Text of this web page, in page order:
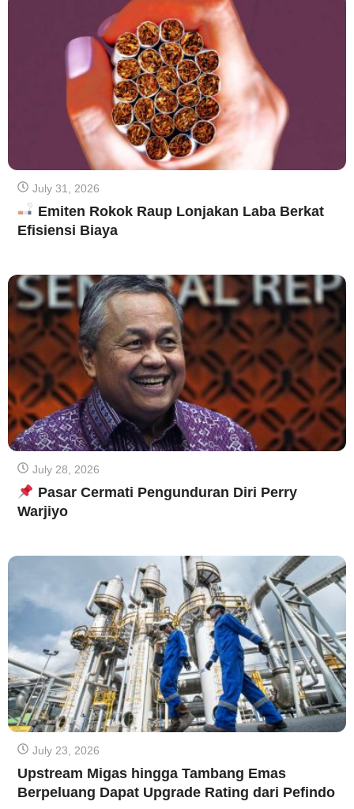
July 31, 2026
Emiten Rokok Raup Lonjakan Laba Berkat
Efisiensi Biaya
July 28, 2026
Pasar Cermati Pengunduran Diri Perry
Warjiyo
July 23, 2026
Upstream Migas hingga Tambang Emas
Berpeluang Dapat Upgrade Rating dari Pefindo